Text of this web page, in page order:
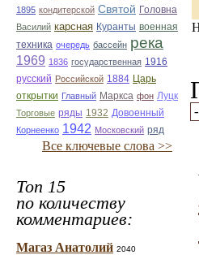
1895 кондитерской Святой Головна
Василий карсная Куранты военная
техника очередь бассейн река
1969 1836 государственная 1916
русский Российской 1884 Царь
открытки Главный Маркса фон Луцк
Торговые ряды 1932 Довоенный
Корнеенко 1942 Московский ряд
Все ключевые слова >>
Топ 15
по количеству
комментариев:
Магаз Анатолий 2040